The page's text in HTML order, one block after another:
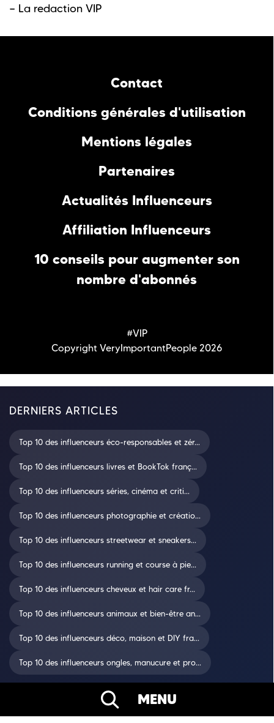
MENU
— La redaction VIP
Contact
Conditions générales d'utilisation
Mentions légales
Partenaires
Actualités Influenceurs
Affiliation Influenceurs
10 conseils pour augmenter son
nombre d'abonnés
#VIP
Copyright VeryImportantPeople 2026
DERNIERS ARTICLES
Top 10 des influenceurs éco-responsables et zér...
Top 10 des influenceurs livres et BookTok franç...
Top 10 des influenceurs séries, cinéma et criti...
Top 10 des influenceurs photographie et créatio...
Top 10 des influenceurs streetwear et sneakers...
Top 10 des influenceurs running et course à pie...
Top 10 des influenceurs cheveux et hair care fr...
Top 10 des influenceurs animaux et bien-être an...
Top 10 des influenceurs déco, maison et DIY fra...
Top 10 des influenceurs ongles, manucure et pro...